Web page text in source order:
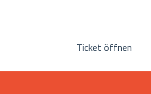
Ticket öffnen